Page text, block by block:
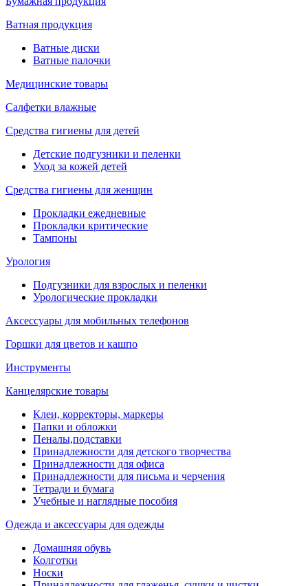
Ватная продукция
Ватные диски
Ватные палочки
Медицинские товары
Салфетки влажные
Средства гигиены для детей
Детские подгузники и пеленки
Уход за кожей детей
Средства гигиены для женщин
Прокладки ежедневные
Прокладки критические
Тампоны
Урология
Подгузники для взрослых и пеленки
Урологические прокладки
Аксессуары для мобильных телефонов
Горшки для цветов и кашпо
Инструменты
Канцелярские товары
Клеи, корректоры, маркеры
Папки и обложки
Пеналы,подставки
Принадлежности для детского творчества
Принадлежности для офиса
Принадлежности для письма и черчения
Тетради и бумага
Учебные и наглядные пособия
Одежда и аксессуары для одежды
Домашняя обувь
Колготки
Носки